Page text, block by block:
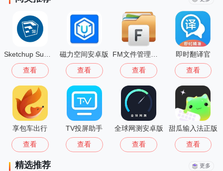
查看
磁力空间安卓版
查看 查看
即时翻译官
查看
享包车出行
查看
TV投屏助手
查看
全球网测安卓版
查看
甜瓜输入法正版
查看
精选推荐 更多